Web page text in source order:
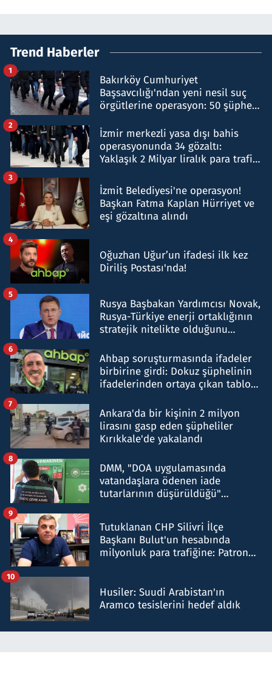
Trend Haberler
Bakırköy Cumhuriyet
Başsavcılığı'ndan yeni nesil suç
örgütlerine operasyon: 50 şüpheli
1
İzmir merkezli yasa dışı bahis
operasyonunda 34 gözaltı:
Yaklaşık 2 Milyar liralık para trafiği
2
İzmit Belediyesi'ne operasyon!
Başkan Fatma Kaplan Hürriyet ve
eşi gözaltına alındı
3
Oğuzhan Uğur’un ifadesi ilk kez
Diriliş Postası'nda!
4
Rusya Başbakan Yardımcısı Novak,
Rusya-Türkiye enerji ortaklığının
stratejik nitelikte olduğunu
5
Ahbap soruşturmasında ifadeler
birbirine girdi: Dokuz şüphelinin
ifadelerinden ortaya çıkan tablo
6
Ankara'da bir kişinin 2 milyon
lirasını gasp eden şüpheliler
Kırıkkale'de yakalandı
7
DMM, "DOA uygulamasında
vatandaşlara ödenen iade
tutarlarının düşürüldüğü"
8
Tutuklanan CHP Silivri İlçe
Başkanı Bulut'un hesabında
milyonluk para trafiğine: Patron
9
Husiler: Suudi Arabistan'ın
Aramco tesislerini hedef aldık
10